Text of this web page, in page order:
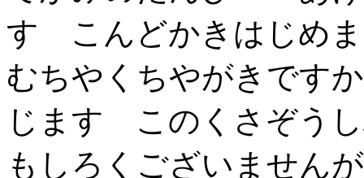
す こんどかきはじめ
むちやくちやがきです
じます このくさぞう
もしろくございません